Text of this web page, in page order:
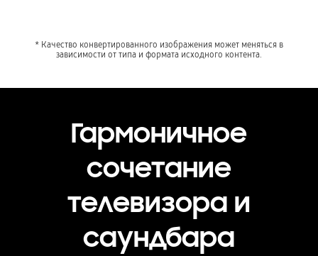
* Качество конвертированного изображения может меняться в
зависимости от типа и формата исходного контента.
Гармоничное
сочетание
телевизора и
саундбара